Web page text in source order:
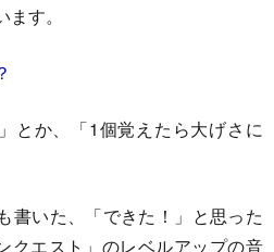
す。
とか、「1個覚えたら大げさに
書いた、「できた！」と思った
クエスト」のレベルアップの音